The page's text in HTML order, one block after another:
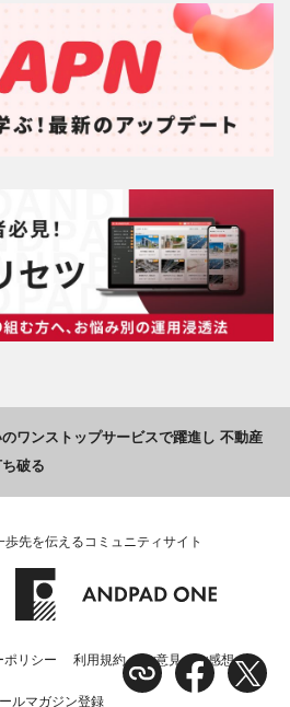
ワンストップサービスで躍進し 不動産
破る
先を伝えるコミュニティサイト
ポリシー 利用規約 ご意見・ご感想
ルマガジン登録